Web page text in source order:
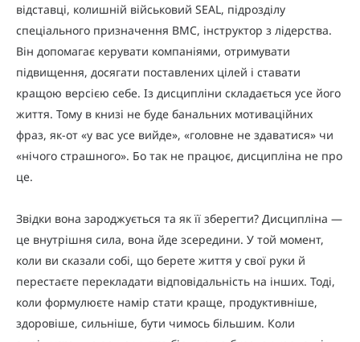
відставці, колишній військовий SEAL, підрозділу
спеціального призначення ВМС, інструктор з лідерства.
Він допомагає керувати компаніями, отримувати
підвищення, досягати поставлених цілей і ставати
кращою версією себе. Із дисципліни складається усе його
життя. Тому в книзі не буде банальних мотиваційних
фраз, як-от «у вас усе вийде», «головне не здаватися» чи
«нічого страшного». Бо так не працює, дисципліна не про
це.
Звідки вона зароджується та як її зберегти? Дисципліна —
це внутрішня сила, вона йде зсередини. У той момент,
коли ви сказали собі, що берете життя у свої руки й
перестаєте перекладати відповідальність на інших. Тоді,
коли формулюєте намір стати краще, продуктивніше,
здоровіше, сильніше, бути чимось більшим. Коли